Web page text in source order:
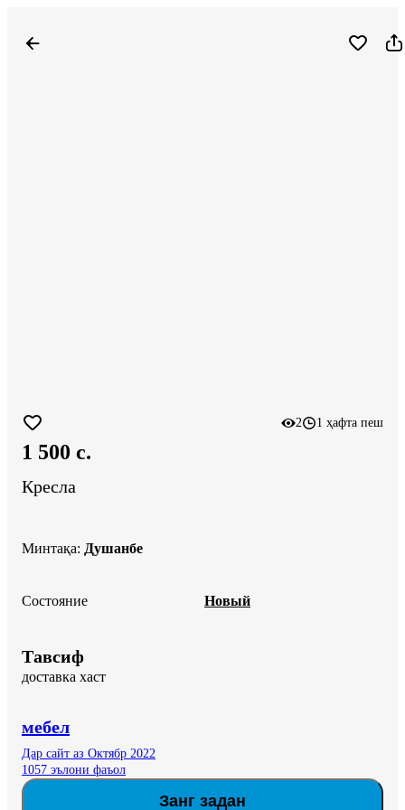
2 1 ҳафта пеш
1 500 c.
Кресла
Минтақа: Душанбе
Состояние Новый
Тавсиф
доставка хаст
мебел
Дар сайт аз Октябр 2022
1057 эълони фаъол
Занг задан